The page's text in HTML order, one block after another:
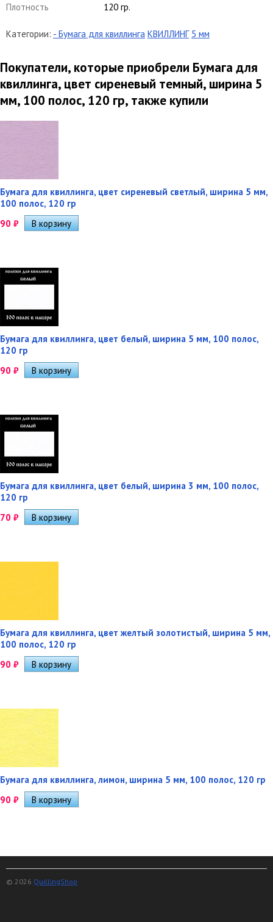
Плотность
120 гр.
Категории: - Бумага для квиллинга КВИЛЛИНГ 5 мм
Покупатели, которые приобрели Бумага для
квиллинга, цвет сиреневый темный, ширина 5
мм, 100 полос, 120 гр, также купили
Бумага для квиллинга, цвет сиреневый светлый, ширина 5 мм,
100 полос, 120 гр
90 ₽
Бумага для квиллинга, цвет белый, ширина 5 мм, 100 полос,
120 гр
90 ₽
Бумага для квиллинга, цвет белый, ширина 3 мм, 100 полос,
120 гр
70 ₽
Бумага для квиллинга, цвет желтый золотистый, ширина 5 мм,
100 полос, 120 гр
90 ₽
Бумага для квиллинга, лимон, ширина 5 мм, 100 полос, 120 гр
90 ₽
© 2026 QuillingShop